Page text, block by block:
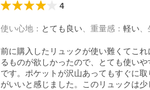
4
使い心地 ： とても良い 重量感 ： 軽い
前に購入したリュックが使い難くてこ
るものが欲しかったので、とても使い
です。ポケットが沢山あってもすぐに
がいいと感じました。このリュックは